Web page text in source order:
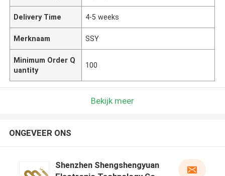
Delivery Time 4-5 weeks
Merknaam SSY
Minimum Order Q
uantity
100
Bekijk meer
ONGEVEER ONS
Shenzhen Shengshengyuan